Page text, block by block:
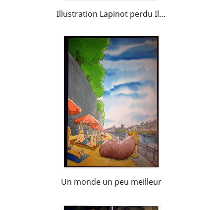
Illustration Lapinot perdu Illustration dans l'univers de l'album les Herbes
Un monde un peu meilleur